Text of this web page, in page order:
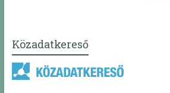
Közadatkereső